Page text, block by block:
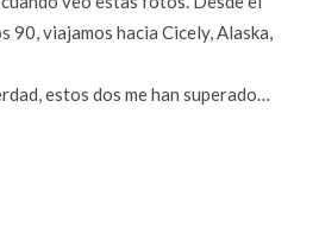
90, viajamos hacia Cicely, Alaska,
estos dos me han superado…